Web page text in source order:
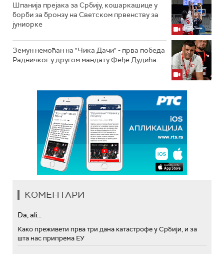
Шпанија прејакa за Србију, кошаркашице у
борби за бронзу на Светском првенству за
јуниорке
Земун немоћан на "Чика Дачи" - прва победа
Радничког у другом мандату Феђе Дудића
КОМЕНТАРИ
Da, ali...
Како преживети прва три дана катастрофе у Србији, и за
шта нас припрема ЕУ